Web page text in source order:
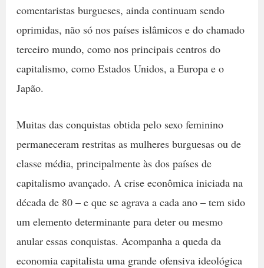
comentaristas burgueses, ainda continuam sendo
oprimidas, não só nos países islâmicos e do chamado
terceiro mundo, como nos principais centros do
capitalismo, como Estados Unidos, a Europa e o
Japão.
Muitas das conquistas obtida pelo sexo feminino
permaneceram restritas as mulheres burguesas ou de
classe média, principalmente às dos países de
capitalismo avançado. A crise econômica iniciada na
década de 80 – e que se agrava a cada ano – tem sido
um elemento determinante para deter ou mesmo
anular essas conquistas. Acompanha a queda da
economia capitalista uma grande ofensiva ideológica